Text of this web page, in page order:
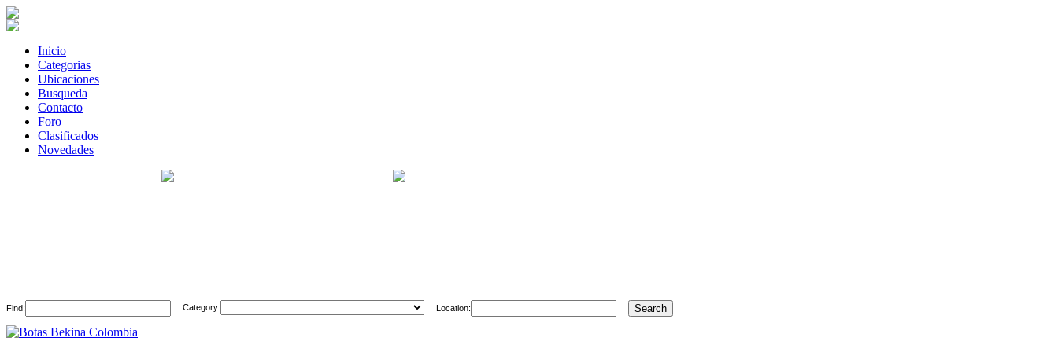
Inicio
Categorias
Ubicaciones
Busqueda
Contacto
Foro
Clasificados
Novedades
Find: Category: Location: